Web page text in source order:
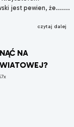
jest pewien, że.......
czytaj dalej
NA